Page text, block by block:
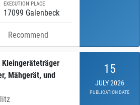
EXECUTION PLACE
17099 Galenbeck
Recommend
Mähgerät, und
15
JULY 2026
PUBLICATION DATE